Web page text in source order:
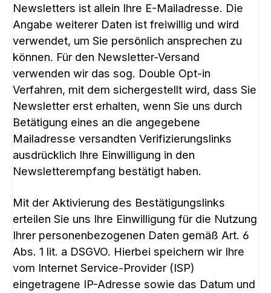
Newsletters ist allein Ihre E-Mailadresse. Die
Angabe weiterer Daten ist freiwillig und wird
verwendet, um Sie persönlich ansprechen zu
können. Für den Newsletter-Versand
verwenden wir das sog. Double Opt-in
Verfahren, mit dem sichergestellt wird, dass Sie
Newsletter erst erhalten, wenn Sie uns durch
Betätigung eines an die angegebene
Mailadresse versandten Verifizierungslinks
ausdrücklich Ihre Einwilligung in den
Newsletterempfang bestätigt haben.
Mit der Aktivierung des Bestätigungslinks
erteilen Sie uns Ihre Einwilligung für die Nutzung
Ihrer personenbezogenen Daten gemäß Art. 6
Abs. 1 lit. a DSGVO. Hierbei speichern wir Ihre
vom Internet Service-Provider (ISP)
eingetragene IP-Adresse sowie das Datum und